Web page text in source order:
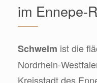
im Ennepe-
Schwelm ist die
Nordrhein-
Kreisstadt des